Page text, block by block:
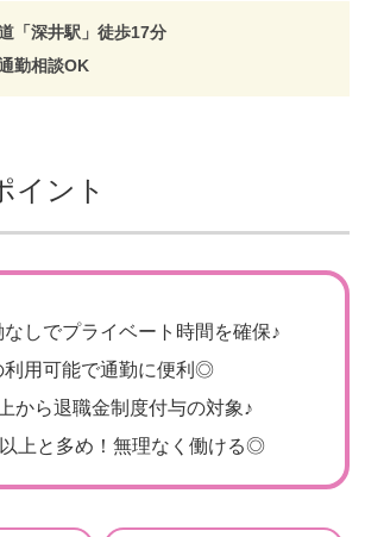
「深井駅」徒歩17分
勤相談OK
イント
しでプライベート時間を確保♪
利用可能で通勤に便利◎
から退職金制度付与の対象♪
上と多め！無理なく働ける◎